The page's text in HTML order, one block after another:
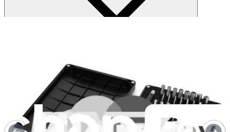
Wattora
1.094 Wh
Tensione Volt
3.85 V
Milliampereora
284 mAh
Numero parte iFixit
IF241-010-1
Un anno di garanzia